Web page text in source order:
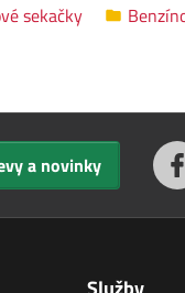
sekačky
a novinky